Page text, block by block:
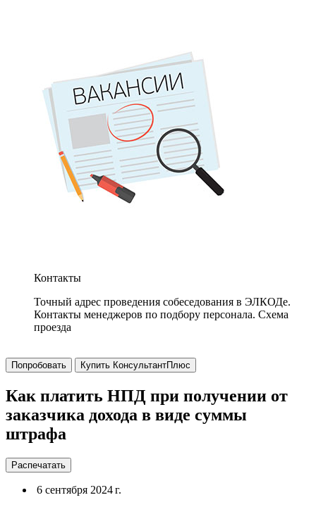
Контакты
Точный адрес проведения собеседования в ЭЛКОДе.
Контакты менеджеров по подбору персонала. Схема
проезда
Попробовать Купить КонсультантПлюс
Как платить НПД при получении от
заказчика дохода в виде суммы
штрафа
Распечатать
6 сентября 2024 г.